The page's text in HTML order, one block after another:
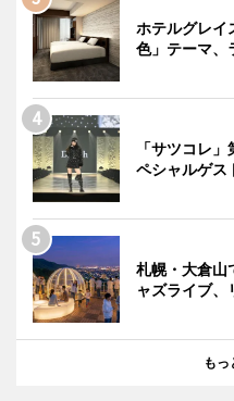
ホテルグレ
色」テーマ、
「サツコレ
ペシャルゲス
札幌・大倉
ャズライブ、
もっ